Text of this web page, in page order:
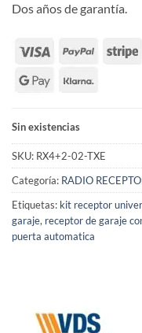
Dos años de garantía.
Sin existencias
SKU: RX4+2-02-TXE
Categoría: RADIO
Etiquetas: kit receptor
garaje, receptor de garaje
puerta automatica